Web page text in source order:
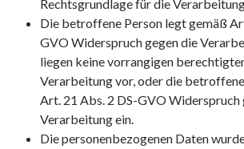
Rechtsgrundlage für die
Die betroffene Person legt gemäß
GVO Widerspruch gegen die
liegen keine vorrangigen
Verarbeitung vor, oder die
Art. 21 Abs. 2 DS-GVO Widerspruch
Verarbeitung ein.
Die personenbezogenen Daten